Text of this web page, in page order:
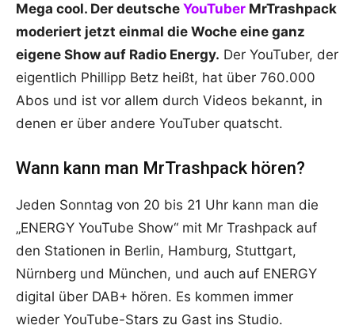
Mega cool. Der deutsche YouTuber MrTrashpack
moderiert jetzt einmal die Woche eine ganz
eigene Show auf Radio Energy. Der YouTuber, der
eigentlich Phillipp Betz heißt, hat über 760.000
Abos und ist vor allem durch Videos bekannt, in
denen er über andere YouTuber quatscht.
Wann kann man MrTrashpack hören?
Jeden Sonntag von 20 bis 21 Uhr kann man die
„ENERGY YouTube Show“ mit Mr Trashpack auf
den Stationen in Berlin, Hamburg, Stuttgart,
Nürnberg und München, und auch auf ENERGY
digital über DAB+ hören. Es kommen immer
wieder YouTube-Stars zu Gast ins Studio.